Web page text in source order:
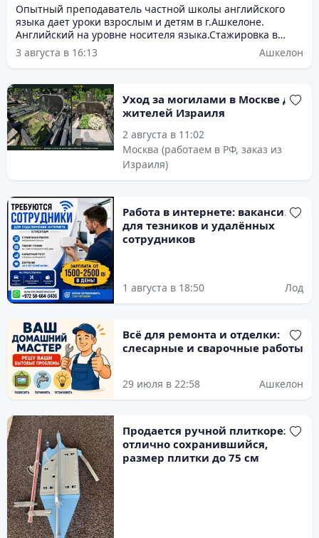
Опытный преподаватель частной школы английского
языка дает уроки взрослым и детям в г.Ашкелоне.
Английский на уровне носителя языка.Стажировка в
Лондоне .Подготовка к багруту и экзаменам,помощь в
выполнении домашних заданий.
3 августа в 16:13 Ашкелон
Уход за могилами в Москве для
жителей Израиля
2 августа в 11:02
Москва (работаем в РФ, заказ из
Израиля)
Работа в интернете: вакансии
для тезников и удалённых
сотрудников
1 августа в 18:50 Лод
Всё для ремонта и отделки:
слесарные и сварочные работы
29 июля в 22:58 Ашкелон
Продается ручной плиткорез,
отлично сохранившийся,
размер плитки до 75 см